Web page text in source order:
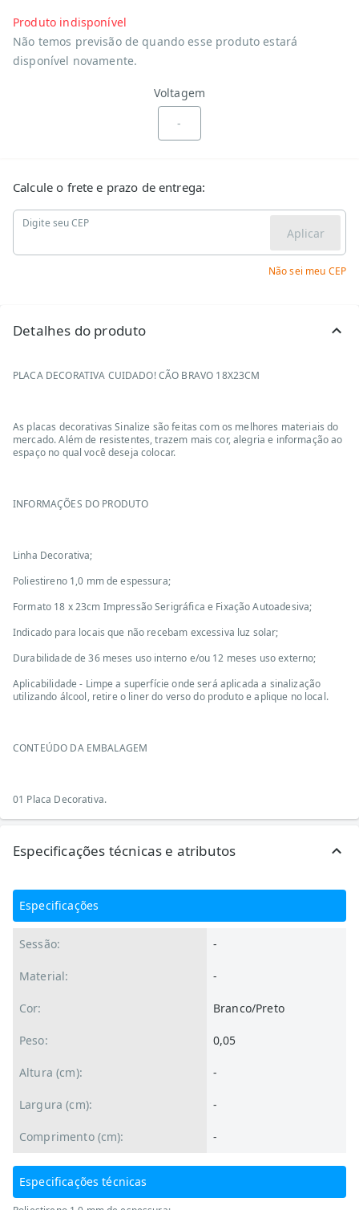
Produto indisponível
Não temos previsão de quando esse produto estará
disponível novamente.
Voltagem
-
Calcule o frete e prazo de entrega:
Digite seu CEP
Aplicar
Não sei meu CEP
Detalhes do produto
PLACA DECORATIVA CUIDADO! CÃO BRAVO 18X23CM
As placas decorativas Sinalize são feitas com os melhores materiais do
mercado. Além de resistentes, trazem mais cor, alegria e informação ao
espaço no qual você deseja colocar.
INFORMAÇÕES DO PRODUTO
Linha Decorativa;
Poliestireno 1,0 mm de espessura;
Formato 18 x 23cm Impressão Serigráfica e Fixação Autoadesiva;
Indicado para locais que não recebam excessiva luz solar;
Durabilidade de 36 meses uso interno e/ou 12 meses uso externo;
Aplicabilidade - Limpe a superfície onde será aplicada a sinalização
utilizando álcool, retire o liner do verso do produto e aplique no local.
CONTEÚDO DA EMBALAGEM
01 Placa Decorativa.
Especificações técnicas e atributos
Especificações
Sessão: -
Material: -
Cor: Branco/Preto
Peso: 0,05
Altura (cm): -
Largura (cm): -
Comprimento (cm): -
Especificações técnicas